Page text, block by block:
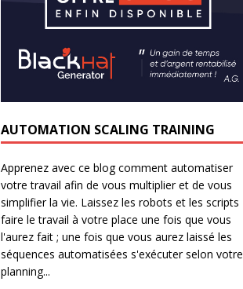
AUTOMATION SCALING TRAINING
Apprenez avec ce blog comment automatiser
votre travail afin de vous multiplier et de vous
simplifier la vie. Laissez les robots et les scripts
faire le travail à votre place une fois que vous
l'aurez fait ; une fois que vous aurez laissé les
séquences automatisées s'exécuter selon votre
planning...